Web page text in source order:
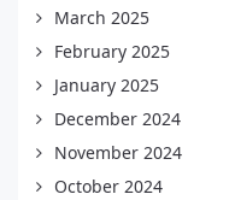
March 2025
February 2025
January 2025
December 2024
November 2024
October 2024